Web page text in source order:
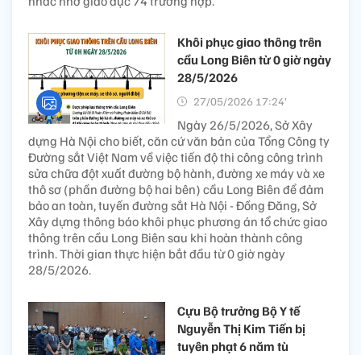
Khôi phục giao thông trên
cầu Long Biên từ 0 giờ ngày
28/5/2026
27/05/2026 17:24’
Ngày 26/5/2026, Sở Xây
dựng Hà Nội cho biết, căn cứ văn bản của Tổng Công ty
Đường sắt Việt Nam về việc tiến độ thi công công trình
sửa chữa đột xuất đường bộ hành, đường xe máy và xe
thô sơ (phần đường bộ hai bên) cầu Long Biên để đảm
bảo an toàn, tuyến đường sắt Hà Nội - Đồng Đăng, Sở
Xây dựng thông báo khôi phục phương án tổ chức giao
thông trên cầu Long Biên sau khi hoàn thành công
trình. Thời gian thực hiện bắt đầu từ 0 giờ ngày
28/5/2026.
Cựu Bộ trưởng Bộ Y tế
Nguyễn Thị Kim Tiến bị
tuyên phạt 6 năm tù